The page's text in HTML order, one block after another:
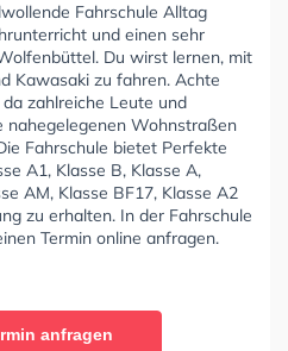
Fahrschule Alltag
und einen sehr
Du wirst lernen, mit
Kawasaki zu fahren. Achte
zahlreiche Leute und
nahegelegenen Wohnstraßen
Fahrschule bietet Perfekte
A1, Klasse B, Klasse A,
AM, Klasse BF17, Klasse A2
zu erhalten. In der Fahrschule
Termin online anfragen.
anfragen